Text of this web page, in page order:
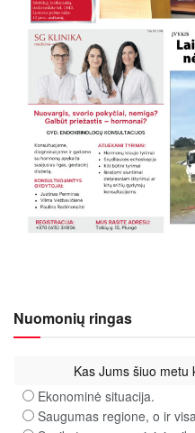
Nuomonių ringas
Kas Jums šiuo metu
Ekonominė situacija.
Saugumas regione, o ir